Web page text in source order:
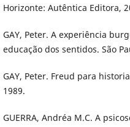
Horizonte: Autêntica Editora,
GAY, Peter. A experiência
educação dos sentidos. São
GAY, Peter. Freud para
1989.
GUERRA, Andréa M.C. A